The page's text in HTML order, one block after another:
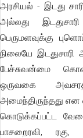
அரசியல் - இடது
அல்லது
பெருமளவுக்கு
நிலையே இடதுசாரி
பேச்சுவன்மை
ஒருவகை
அமைந்திருந்தது
கொடுக்கப்பட்ட
பாசறைரவி,